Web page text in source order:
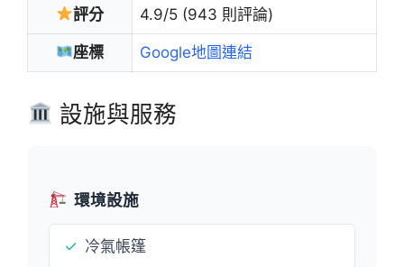
評分 4.9/5 (943 則評論)
座標 Google地圖連結
設施與服務
環境設施
✓ 冷氣帳篷